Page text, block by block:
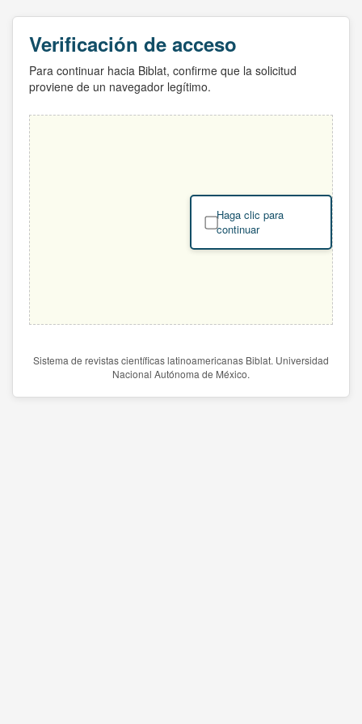
Verificación de acceso
Para continuar hacia Biblat, confirme que la solicitud
proviene de un navegador legítimo.
Haga clic para
continuar
Sistema de revistas científicas latinoamericanas Biblat. Universidad
Nacional Autónoma de México.